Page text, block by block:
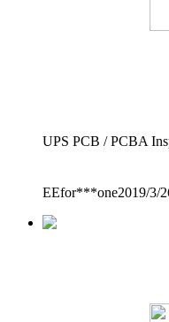
UPS PCB / PCBA
EEfor***one2019/3/